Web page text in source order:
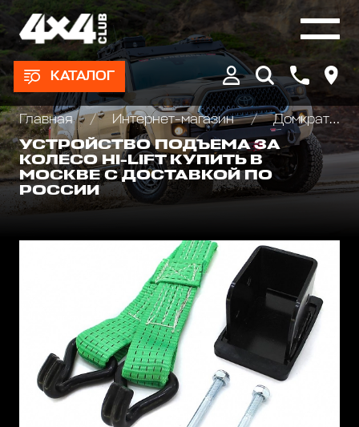
КАТАЛОГ
Главная Интернет-магазин
Домкраты реечные и аксессуары
УСТРОЙСТВО ПОДЪЕМА ЗА
КОЛЕСО HI-LIFT КУПИТЬ В
МОСКВЕ С ДОСТАВКОЙ ПО
РОССИИ